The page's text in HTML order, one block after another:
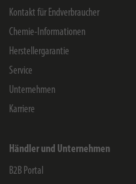
Kontakt für Endverbraucher
Chemie-Informationen
Herstellergarantie
Service
Unternehmen
Karriere
Händler und Unternehmen
B2B Portal